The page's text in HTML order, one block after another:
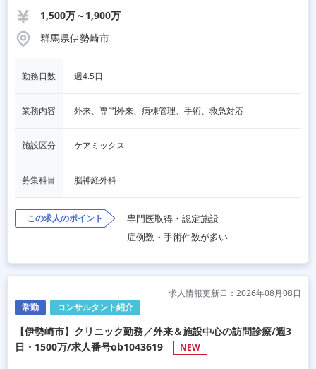
1,500万～1,900万
群馬県伊勢崎市
勤務日数 週4.5日
業務内容 外来、専門外来、病棟管理、手術、救急対応
施設区分 ケアミックス
募集科目 脳神経外科
この求人のポイント
専門医取得・認定施設
症例数・手術件数が多い
常勤 コンサルタント紹介
求人情報更新日：2026年08月08日
【伊勢崎市】クリニック勤務／外来＆施設中心の訪問診療/週3
日・1500万/求人番号ob1043619
NEW